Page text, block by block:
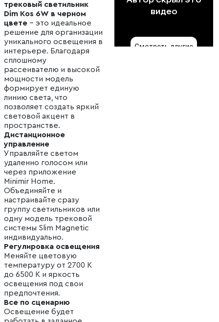
трековый светильник
Dim Kos 6W в черном
цвете – это идеальное
решение для организации
уникального освещения в
интерьере. Благодаря
сплошному
рассеивателю и высокой
мощности модель
формирует единую
линию света, что
позволяет создать яркий
световой акцент в
пространстве.
Дистанционное
управление
Управляйте светом
удаленно голосом или
через приложение
Minimir Home.
Объединяйте и
настраивайте сразу
группу светильников или
одну модель трековой
системы Slim Magnetic
индивидуально.
Регулировка освещения
Меняйте цветовую
температуру от 2700 К
до 6500 К и яркость
освещения под свои
предпочтения.
Все по сценарию
Освещение будет